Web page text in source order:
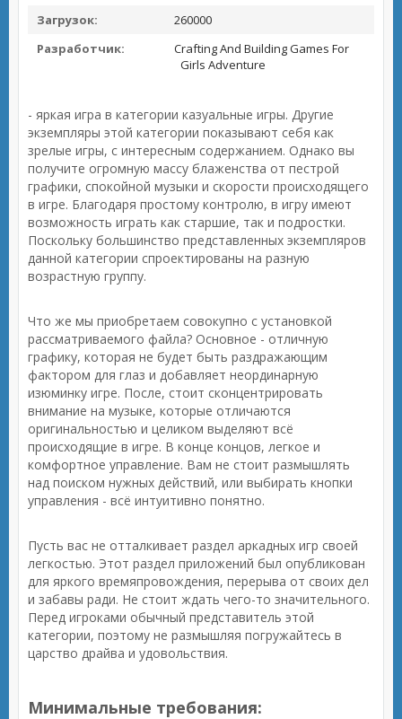
Загрузок:
260000
Разработчик:
Crafting And Building Games For
Girls Adventure
- яркая игра в категории казуальные игры. Другие
экземпляры этой категории показывают себя как
зрелые игры, с интересным содержанием. Однако вы
получите огромную массу блаженства от пестрой
графики, спокойной музыки и скорости происходящего
в игре. Благодаря простому контролю, в игру имеют
возможность играть как старшие, так и подростки.
Поскольку большинство представленных экземпляров
данной категории спроектированы на разную
возрастную группу.
Что же мы приобретаем совокупно с установкой
рассматриваемого файла? Основное - отличную
графику, которая не будет быть раздражающим
фактором для глаз и добавляет неординарную
изюминку игре. После, стоит сконцентрировать
внимание на музыке, которые отличаются
оригинальностью и целиком выделяют всё
происходящие в игре. В конце концов, легкое и
комфортное управление. Вам не стоит размышлять
над поиском нужных действий, или выбирать кнопки
управления - всё интуитивно понятно.
Пусть вас не отталкивает раздел аркадных игр своей
легкостью. Этот раздел приложений был опубликован
для яркого времяпровождения, перерыва от своих дел
и забавы ради. Не стоит ждать чего-то значительного.
Перед игроками обычный представитель этой
категории, поэтому не размышляя погружайтесь в
царство драйва и удовольствия.
Минимальные требования: